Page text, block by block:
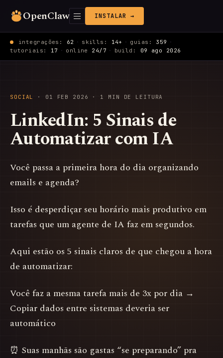
OpenClaw INSTALAR →
integrações: 62 · skills: 14+ · guias: 359 ·
tutoriais: 17 · online 24/7 · build: 09 ago 2026
SOCIAL · 01 FEB 2026 · 1 MIN DE LEITURA
LinkedIn: 5 Sinais de
Automatizar com IA
Você passa a primeira hora do dia organizando
emails e agenda?
Isso é desperdiçar seu horário mais produtivo em
tarefas que um agente de IA faz em segundos.
Aqui estão os 5 sinais claros de que chegou a hora
de automatizar:
Você faz a mesma tarefa mais de 3x por dia →
Copiar dados entre sistemas deveria ser
automático
⏰ Suas manhãs são gastas “se preparando” pra